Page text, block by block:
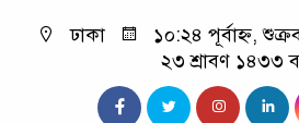
ঢাকা
১০:২৪ পূর্বাহ্ন,
২৩ শ্রাবণ ১৪৩৩